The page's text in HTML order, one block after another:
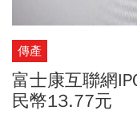
傳產
富士康互聯網
民幣13.77元